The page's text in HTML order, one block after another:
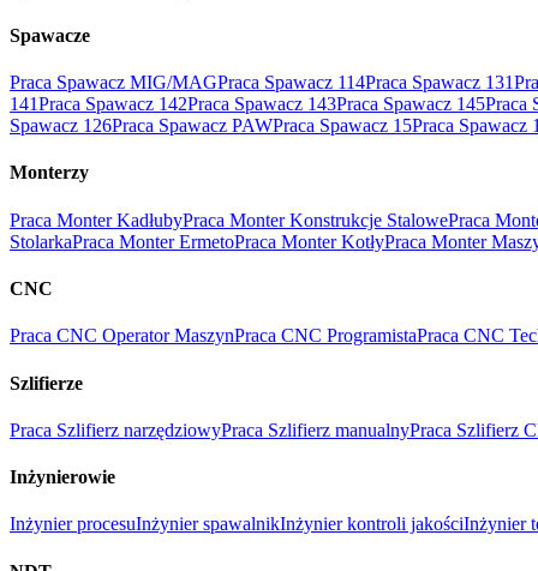
Spawacze
Praca Spawacz MIG/MAGPraca Spawacz 114Praca Spawacz 131
141Praca Spawacz 142Praca Spawacz 143Praca Spawacz 145Praca
Spawacz 126Praca Spawacz PAWPraca Spawacz 15Praca Spawacz
Monterzy
Praca Monter KadłubyPraca Monter Konstrukcje StalowePraca
StolarkaPraca Monter ErmetoPraca Monter KotłyPraca Monter
CNC
Praca CNC Operator MaszynPraca CNC ProgramistaPraca CNC
Szlifierze
Praca Szlifierz narzędziowyPraca Szlifierz manualnyPraca Szlifierz
Inżynierowie
Inżynier procesuInżynier spawalnikInżynier kontroli jakościInżynier